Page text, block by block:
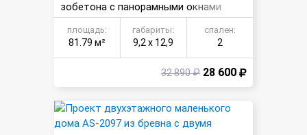
зобетона с панорамными окнами
площадь:
81.79 м²
габариты:
9,2 х 12,9
спален:
2
32 890 ₽ 28 600